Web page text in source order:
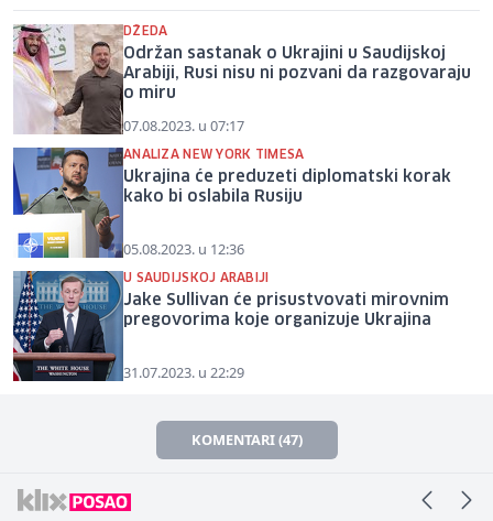
DŽEDA
Održan sastanak o Ukrajini u Saudijskoj
Arabiji, Rusi nisu ni pozvani da razgovaraju
o miru
07.08.2023. u 07:17
ANALIZA NEW YORK TIMESA
Ukrajina će preduzeti diplomatski korak
kako bi oslabila Rusiju
05.08.2023. u 12:36
U SAUDIJSKOJ ARABIJI
Jake Sullivan će prisustvovati mirovnim
pregovorima koje organizuje Ukrajina
31.07.2023. u 22:29
KOMENTARI (47)